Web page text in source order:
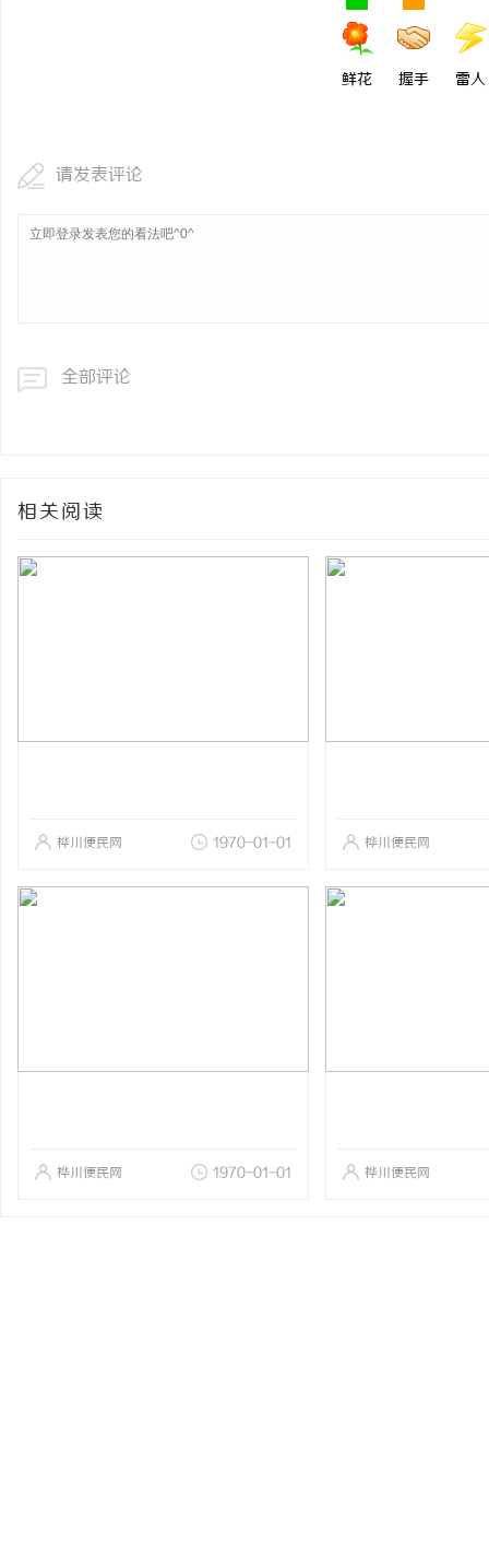
鲜花 握手 雷人
请发表评论
全部评论
相关阅读
桦川便民网 1970-01-01 桦川便民网
桦川便民网 1970-01-01 桦川便民网